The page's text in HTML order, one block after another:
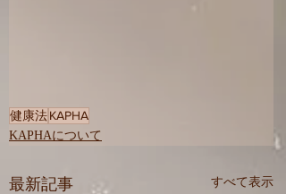
健康法KAPHA
KAPHAについて
最新記事 すべて表示